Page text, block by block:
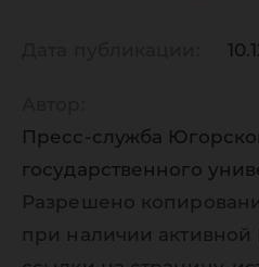
Пресс-служба
государственного
Разрешено
при наличии активной